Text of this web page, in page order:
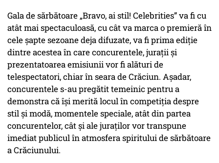
Gala de sărbătoare „Bravo, ai stil! Celebrities” va fi cu
atât mai spectaculoasă, cu cât va marca o premieră în
cele șapte sezoane deja difuzate, va fi prima ediție
dintre acestea în care concurentele, jurații și
prezentatoarea emisiunii vor fi alături de
telespectatori, chiar în seara de Crăciun. Așadar,
concurentele s-au pregătit temeinic pentru a
demonstra că își merită locul în competiția despre
stil și modă, momentele speciale, atât din partea
concurentelor, cât și ale juraților vor transpune
imediat publicul în atmosfera spiritului de sărbătoare
a Crăciunului.